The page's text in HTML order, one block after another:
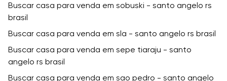
Buscar casa para venda em sobuski - santo angelo rs
brasil
Buscar casa para venda em sla - santo angelo rs brasil
Buscar casa para venda em sepe tiaraju - santo
angelo rs brasil
Buscar casa para venda em sao pedro - santo angelo